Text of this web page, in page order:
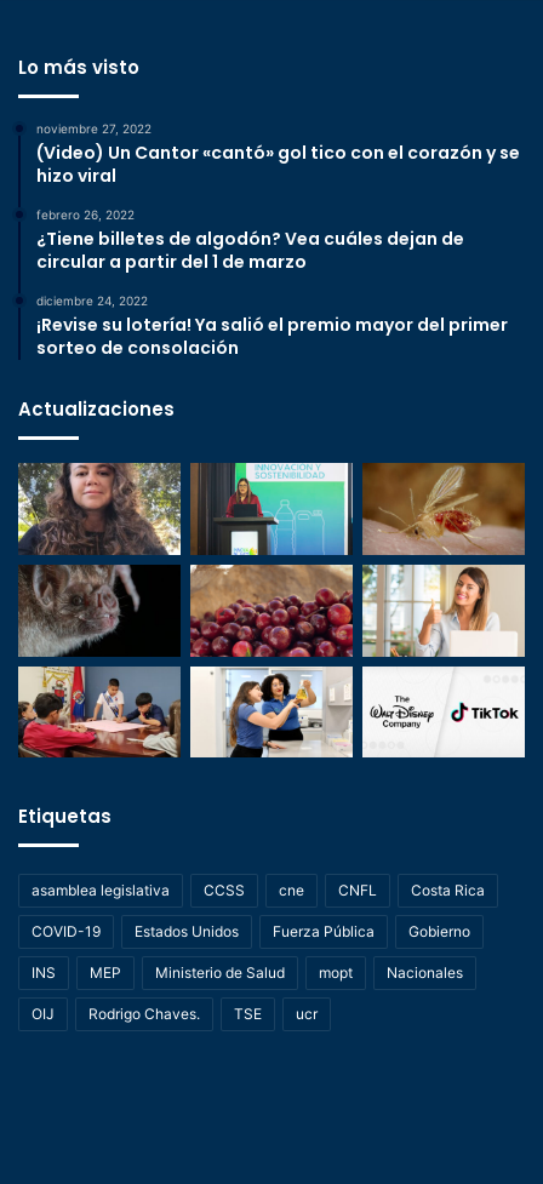
Lo más visto
noviembre 27, 2022
(Video) Un Cantor «cantó» gol tico con el corazón y se
hizo viral
febrero 26, 2022
¿Tiene billetes de algodón? Vea cuáles dejan de
circular a partir del 1 de marzo
diciembre 24, 2022
¡Revise su lotería! Ya salió el premio mayor del primer
sorteo de consolación
Actualizaciones
Etiquetas
asamblea legislativa CCSS cne CNFL Costa Rica
COVID-19 Estados Unidos Fuerza Pública Gobierno
INS MEP Ministerio de Salud mopt Nacionales
OIJ Rodrigo Chaves. TSE ucr